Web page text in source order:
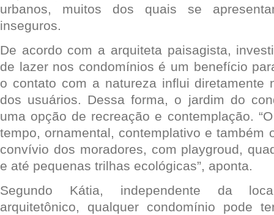
urbanos, muitos dos quais se
inseguros.
De acordo com a arquiteta paisagista,
de lazer nos condomínios é um benefício
o contato com a natureza influi diretamente
dos usuários. Dessa forma, o jardim do
uma opção de recreação e contemplação.
tempo, ornamental, contemplativo e também
convívio dos moradores, com playgroud,
e até pequenas trilhas ecológicas”, aponta.
Segundo Kátia, independente da
arquitetônico, qualquer condomínio pode